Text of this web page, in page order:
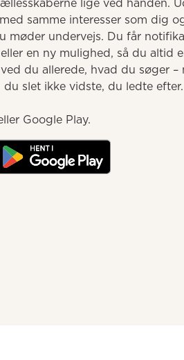
lige ved hånden.
samme interesser som dig
møder undervejs. Du får
en ny mulighed, så du altid
du allerede, hvad du søger –
slet ikke vidste, du ledte efter.
Google Play.